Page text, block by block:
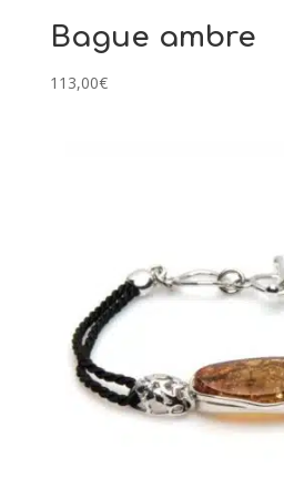
Bague ambre
113,00€